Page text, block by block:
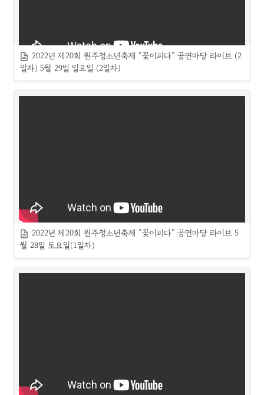
2022년 제20회 원주청소년축제 "꽃이피다" 공연마당 라이브 (2
일차) 5월 29일 일요일 (2일차)
2022년 제20회 원주청소년축제 "꽃이피다" 공연마당 라이브 5
월 28일 토요일(1일차)